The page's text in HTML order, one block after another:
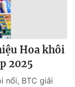
Hoa khôi
2025
nổi, BTC giải